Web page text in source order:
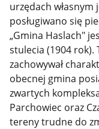
urzędach własnym
posługiwano się
„Gmina Haslach"
stulecia (1904 rok).
zachowywał
obecnej gmina
zwartych
Parchowiec oraz
tereny trudne do